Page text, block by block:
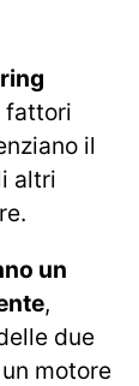
fattori
il
altri
un
,
due
motore